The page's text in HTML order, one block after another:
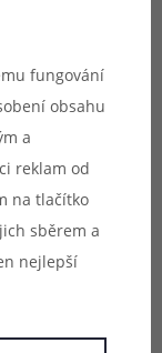
spirálek a
fungování
obsahu
a
reklam od
na tlačítko
sběrem a
nejlepší